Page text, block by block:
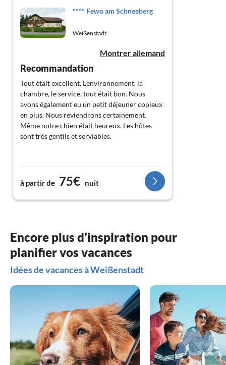
**** Fewo am Schneeberg
Weißenstadt
Montrer allemand
Recommandation
Tout était excellent. L'environnement, la
chambre, le service, tout était bon. Nous
avons également eu un petit déjeuner copieux
en plus. Nous reviendrons certainement.
Même notre chien était heureux. Les hôtes
sont très gentils et serviables.
à partir de 75€ nuit
Encore plus d’inspiration pour
planifier vos vacances
Idées de vacances à Weißenstadt